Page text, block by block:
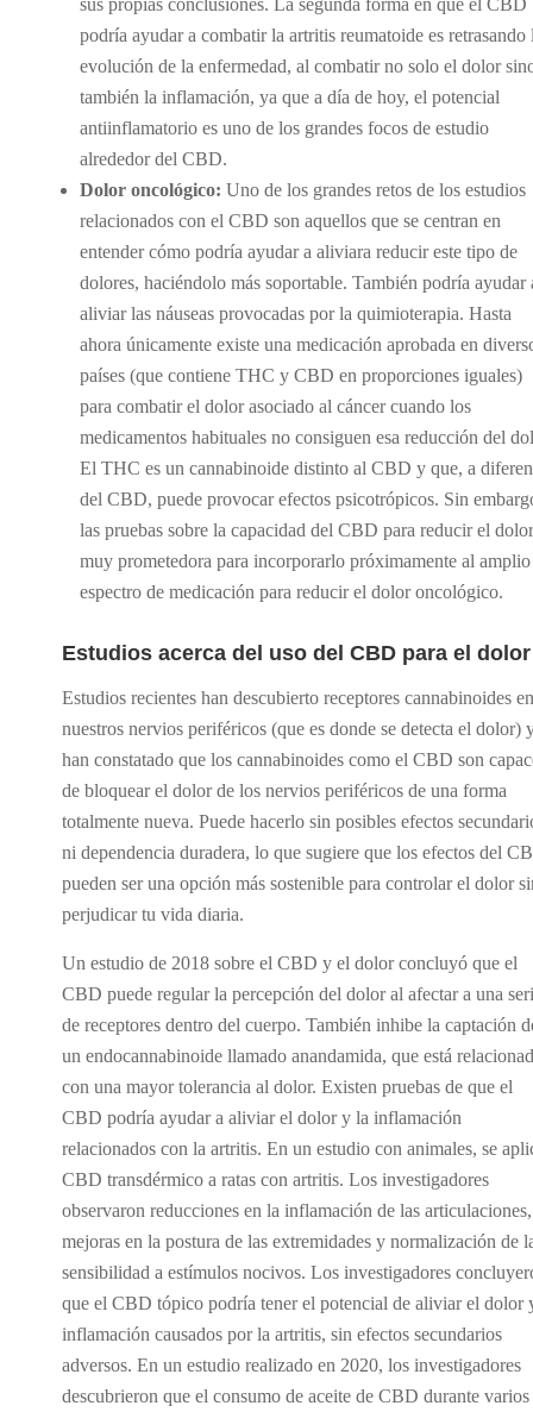
sus propias conclusiones. La segunda forma en que el CBD
podría ayudar a combatir la artritis reumatoide es retrasando
evolución de la enfermedad, al combatir no solo el dolor
también la inflamación, ya que a día de hoy, el potencial
antiinflamatorio es uno de los grandes focos de estudio
alrededor del CBD.
Dolor oncológico: Uno de los grandes retos de los estudios
relacionados con el CBD son aquellos que se centran en
entender cómo podría ayudar a aliviara reducir este tipo de
dolores, haciéndolo más soportable. También podría ayudar
aliviar las náuseas provocadas por la quimioterapia. Hasta
ahora únicamente existe una medicación aprobada en
países (que contiene THC y CBD en proporciones iguales)
para combatir el dolor asociado al cáncer cuando los
medicamentos habituales no consiguen esa reducción del
El THC es un cannabinoide distinto al CBD y que, a
del CBD, puede provocar efectos psicotrópicos. Sin
las pruebas sobre la capacidad del CBD para reducir el
muy prometedora para incorporarlo próximamente al amplio
espectro de medicación para reducir el dolor oncológico.
Estudios acerca del uso del CBD para el dolor
Estudios recientes han descubierto receptores cannabinoides en
nuestros nervios periféricos (que es donde se detecta el dolor)
han constatado que los cannabinoides como el CBD son
de bloquear el dolor de los nervios periféricos de una forma
totalmente nueva. Puede hacerlo sin posibles efectos
ni dependencia duradera, lo que sugiere que los efectos del
pueden ser una opción más sostenible para controlar el dolor
perjudicar tu vida diaria.
Un estudio de 2018 sobre el CBD y el dolor concluyó que el
CBD puede regular la percepción del dolor al afectar a una
de receptores dentro del cuerpo. También inhibe la captación
un endocannabinoide llamado anandamida, que está
con una mayor tolerancia al dolor. Existen pruebas de que el
CBD podría ayudar a aliviar el dolor y la inflamación
relacionados con la artritis. En un estudio con animales, se
CBD transdérmico a ratas con artritis. Los investigadores
observaron reducciones en la inflamación de las articulaciones,
mejoras en la postura de las extremidades y normalización de
sensibilidad a estímulos nocivos. Los investigadores
que el CBD tópico podría tener el potencial de aliviar el dolor
inflamación causados por la artritis, sin efectos secundarios
adversos. En un estudio realizado en 2020, los investigadores
descubrieron que el consumo de aceite de CBD durante varios